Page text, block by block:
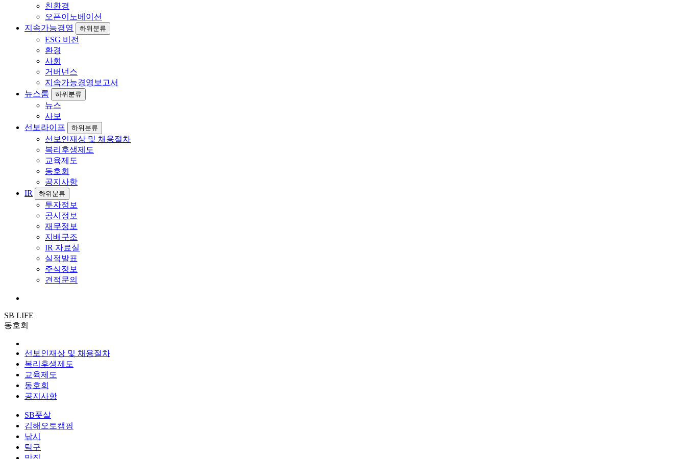
친환경
오픈이노베이션
지속가능경영
하위분류
ESG 비전
환경
사회
거버넌스
지속가능경영보고서
뉴스룸
하위분류
뉴스
사보
선보라이프
하위분류
선보인재상 및 채용절차
복리후생제도
교육제도
동호회
공지사항
IR
하위분류
투자정보
공시정보
재무정보
지배구조
IR 자료실
실적발표
주식정보
견적문의
SB LIFE
동호회
선보인재상 및 채용절차
복리후생제도
교육제도
동호회
공지사항
SB풋살
김해오토캠핑
낚시
탁구